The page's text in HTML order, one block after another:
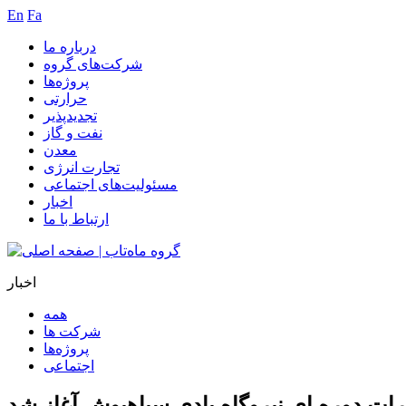
En Fa
درباره ما
شرکت‌های گروه
پروژه‌ها
حرارتی
تجدیدپذیر
نفت و گاز
معدن
تجارت انرژی
مسئولیت‌های اجتماعی
اخبار
ارتباط با ما
اخبار
همه
شرکت ها
پروژه‌ها
اجتماعی